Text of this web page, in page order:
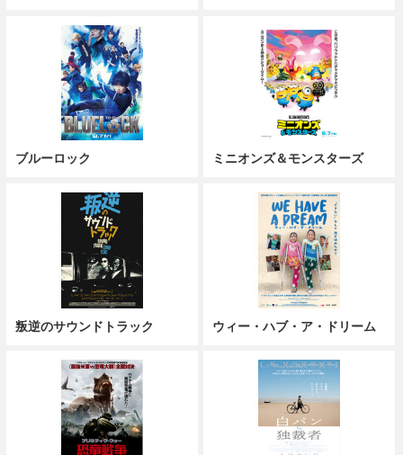
ブルーロック ミニオンズ＆モンスターズ
叛逆のサウンドトラック ウィー・ハブ・ア・ドリーム